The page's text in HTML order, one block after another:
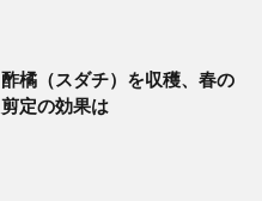
酢橘（スダチ）を収穫、春の
剪定の効果は